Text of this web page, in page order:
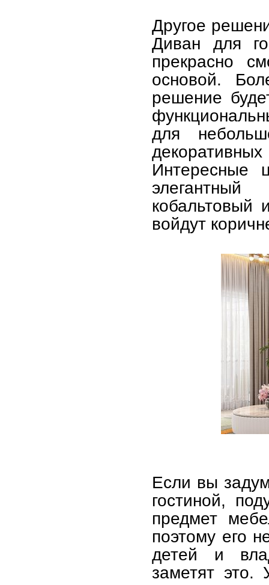
Другое
Диван для
прекрасно
основой.
решение
для
Интересные
кобальтовый
войдут
Если вы
гостиной,
предмет
поэтому его
детей и
заметят это.